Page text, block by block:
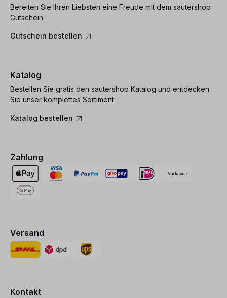
Bereiten Sie Ihren Liebsten eine Freude mit dem sautershop
Gutschein.
Gutschein bestellen
Katalog
Bestellen Sie gratis den sautershop Katalog und entdecken
Sie unser komplettes Sortiment.
Katalog bestellen
Zahlung
Versand
Kontakt